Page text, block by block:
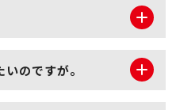
可能性がありますので、ご利
ーメールの場合はメールア
レスを登録しており、ドメイ
は、「banapassport.net」
れるよう設定をお願いいたし
のですが。